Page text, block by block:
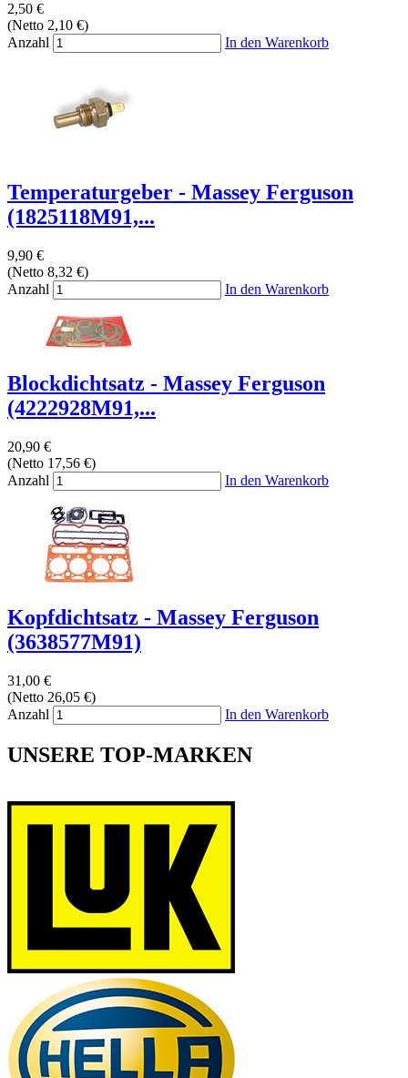
2,50 €
(Netto 2,10 €)
Anzahl
In den Warenkorb
Temperaturgeber - Massey Ferguson
(1825118M91,...
9,90 €
(Netto 8,32 €)
Anzahl
In den Warenkorb
Blockdichtsatz - Massey Ferguson
(4222928M91,...
20,90 €
(Netto 17,56 €)
Anzahl
In den Warenkorb
Kopfdichtsatz - Massey Ferguson
(3638577M91)
31,00 €
(Netto 26,05 €)
Anzahl
In den Warenkorb
UNSERE TOP-MARKEN